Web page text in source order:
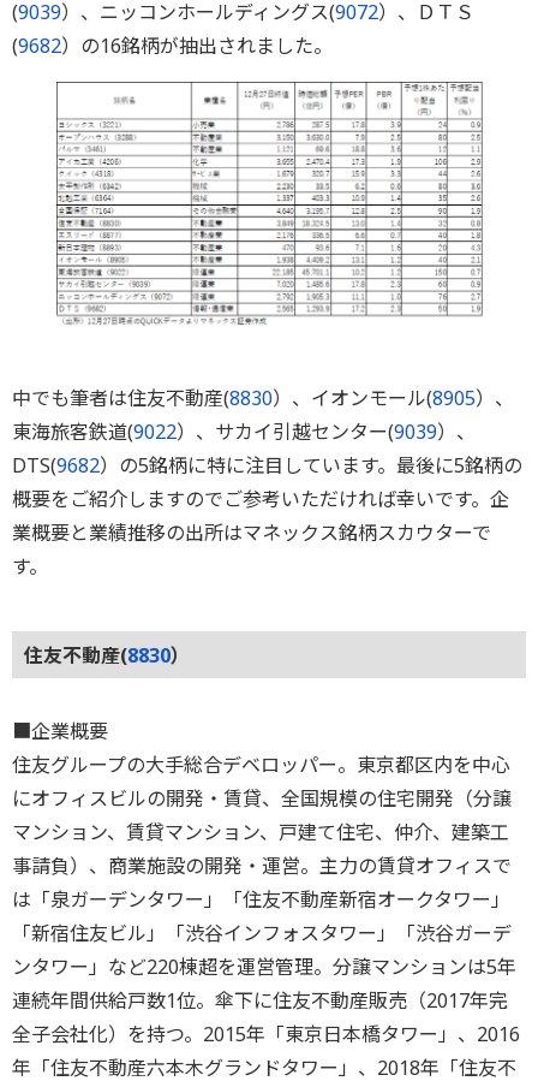
(9039）、ニッコンホールディングス(9072）、ＤＴＳ
(9682）の16銘柄が抽出されました。
中でも筆者は住友不動産(8830）、イオンモール(8905）、
東海旅客鉄道(9022）、サカイ引越センター(9039）、
DTS(9682）の5銘柄に特に注目しています。最後に5銘柄の
概要をご紹介しますのでご参考いただければ幸いです。企
業概要と業績推移の出所はマネックス銘柄スカウターで
す。
住友不動産(8830）
■企業概要
住友グループの大手総合デベロッパー。東京都区内を中心
にオフィスビルの開発・賃貸、全国規模の住宅開発（分譲
マンション、賃貸マンション、戸建て住宅、仲介、建築工
事請負）、商業施設の開発・運営。主力の賃貸オフィスで
は「泉ガーデンタワー」「住友不動産新宿オークタワー」
「新宿住友ビル」「渋谷インフォスタワー」「渋谷ガーデ
ンタワー」など220棟超を運営管理。分譲マンションは5年
連続年間供給戸数1位。傘下に住友不動産販売（2017年完
全子会社化）を持つ。2015年「東京日本橋タワー」、2016
年「住友不動産六本木グランドタワー」、2018年「住友不